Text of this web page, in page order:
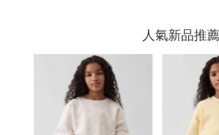
人氣新品推薦